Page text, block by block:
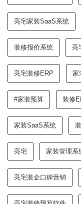
亮宅家装SaaS系统
装修报价系统 亮
亮宅装修ERP 家
#家装预算 装修
家装SaaS系统
亮宅 家装管理系
亮宅装企口碑营销